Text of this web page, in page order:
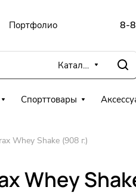
Портфолио 8-
Каталог
Спорттовары
Whey Shake (908 г.)
Whey